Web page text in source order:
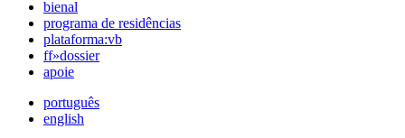
bienal
programa de residências
plataforma:vb
ff»dossier
apoie
português
english